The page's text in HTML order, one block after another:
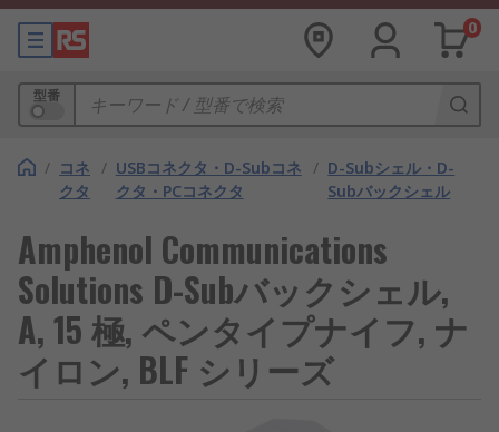
0
型番
/ コネ
クタ
/ USBコネクタ・D-Subコネ
クタ・PCコネクタ
/ D-Subシェル・D-
Subバックシェル
Amphenol Communications
Solutions D-Subバックシェル,
A, 15 極, ペンタイプナイフ, ナ
イロン, BLF シリーズ